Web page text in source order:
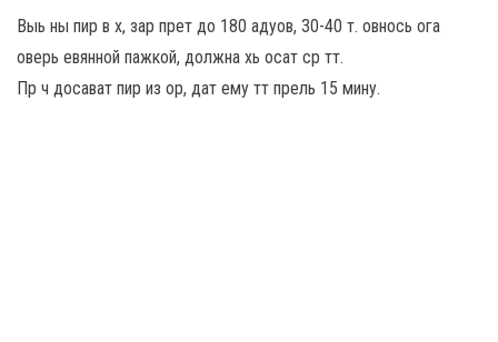
Выь ны пир в х, зар прет до 180 адуов, 30-40 т. овнось ога
оверь евянной пажкой, должна хь осат ср тт.
Пр ч досават пир из ор, дат ему тт прель 15 мину.